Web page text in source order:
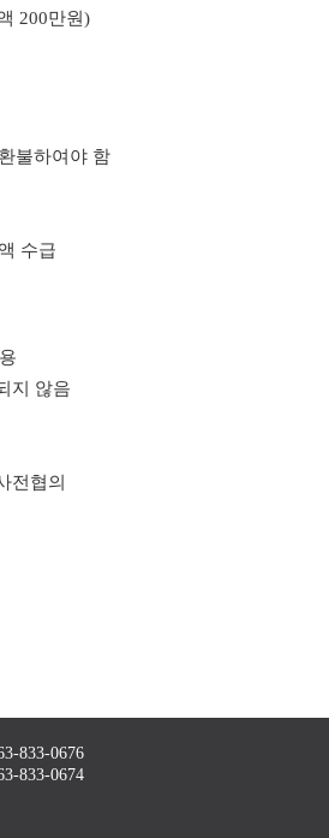
200만원)
불하여야 함
수급
지 않음
전협의
833-0676
833-0674